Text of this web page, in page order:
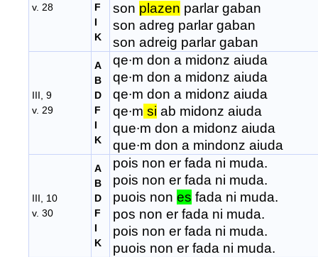
v. 28
F
I
K
son plazen parlar gaban
son adreg parlar gaban
son adreig parlar gaban
III, 9
v. 29
A
B
D
F
I
K
qe∙m don a midonz aiuda
qe∙m don a midonz aiuda
qe∙m don a midonz aiuda
qe∙m si ab midonz aiuda
que∙m don a midonz aiuda
que∙m don a mindonz aiuda
III, 10
v. 30
A
B
D
F
I
K
pois non er fada ni muda.
pois non er fada ni muda.
puois non es fada ni muda.
pos non er fada ni muda.
pois non er fada ni muda.
puois non er fada ni muda.